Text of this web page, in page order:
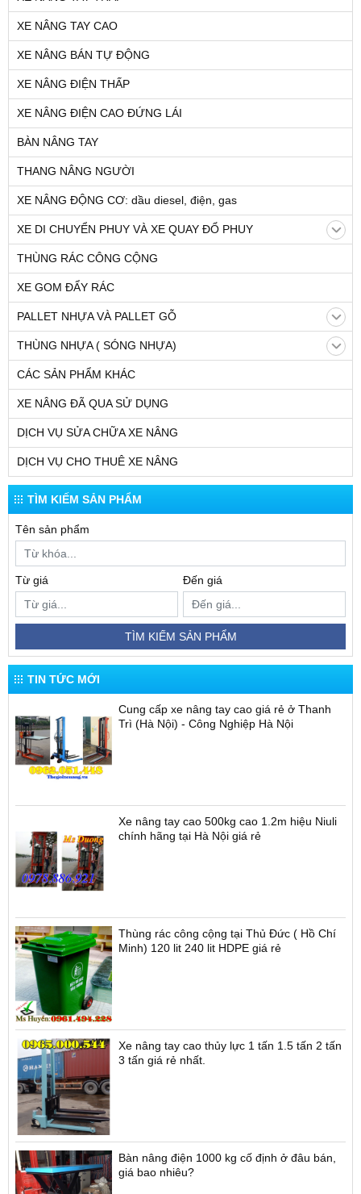
XE NÂNG TAY CAO
XE NÂNG BÁN TỰ ĐỘNG
XE NÂNG ĐIỆN THẤP
XE NÂNG ĐIỆN CAO ĐỨNG LÁI
BÀN NÂNG TAY
THANG NÂNG NGƯỜI
XE NÂNG ĐỘNG CƠ: dầu diesel, điện, gas
XE DI CHUYỂN PHUY VÀ XE QUAY ĐỔ PHUY
THÙNG RÁC CÔNG CỘNG
XE GOM ĐẨY RÁC
PALLET NHỰA VÀ PALLET GỖ
THÙNG NHỰA ( SÓNG NHỰA)
CÁC SẢN PHẨM KHÁC
XE NÂNG ĐÃ QUA SỬ DỤNG
DỊCH VỤ SỬA CHỮA XE NÂNG
DỊCH VỤ CHO THUÊ XE NÂNG
TÌM KIẾM SẢN PHẨM
Tên sản phẩm
Từ giá Đến giá
TÌM KIẾM SẢN PHẨM
TIN TỨC MỚI
Cung cấp xe nâng tay cao giá rẻ ở Thanh
Trì (Hà Nội) - Công Nghiệp Hà Nội
Xe nâng tay cao 500kg cao 1.2m hiệu Niuli
chính hãng tại Hà Nội giá rẻ
Thùng rác công cộng tại Thủ Đức ( Hồ Chí
Minh) 120 lit 240 lit HDPE giá rẻ
Xe nâng tay cao thủy lực 1 tấn 1.5 tấn 2 tấn
3 tấn giá rẻ nhất.
Bàn nâng điện 1000 kg cố định ở đâu bán,
giá bao nhiêu?